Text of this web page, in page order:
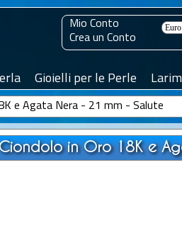
Mio Conto
Crea un Conto
Gioielli per le Perle
e Agata Nera - 21 mm - Salute
in Oro 18K e